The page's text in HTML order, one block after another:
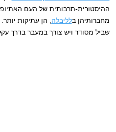
ההיסטורית-תרבותית של העם
מחברותיהן בלליבלה , הן עתיקות
שביל מסודר ויש צורך במעבר בדרך